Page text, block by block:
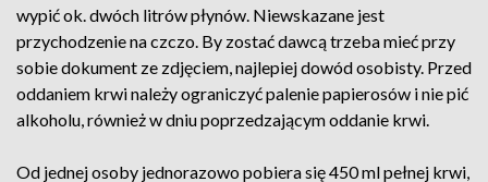
wypić ok. dwóch litrów płynów. Niewskazane jest
przychodzenie na czczo. By zostać dawcą trzeba mieć przy
sobie dokument ze zdjęciem, najlepiej dowód osobisty. Przed
oddaniem krwi należy ograniczyć palenie papierosów i nie pić
alkoholu, również w dniu poprzedzającym oddanie krwi.
Od jednej osoby jednorazowo pobiera się 450 ml pełnej krwi,